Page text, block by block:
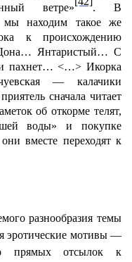
ветре»
. В
мы находим такое же
к происхождению
Дона… Янтаристый… С
и пахнет… <…> Икорка
— калачики
сначала читает
об откорме телят,
воды» и покупке
вместе переходят к
разнообразия темы
эротические мотивы —
прямых отсылок к